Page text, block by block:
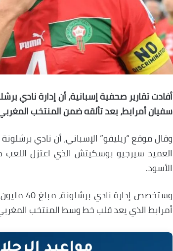
أفادت تقارير صحفية إسبانية، أن إدارة نادي
سفيان أمرابط، بعد تألقه ضمن المنتخب
وقال موقع “ريليفو” الإسباني، أن نادي
العميد سيرجيو بوسكيتش الذي اعتزل اللعب
الأسود.
وستخصص
أمرابط الذي يعد قلب خط وسط المنتخب